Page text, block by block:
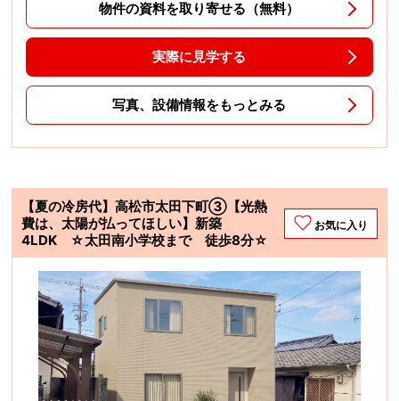
物件の資料を取り寄せる（無料）
実際に見学する
写真、設備情報をもっとみる
【夏の冷房代】高松市太田下町➂【光熱
費は、太陽が払ってほしい】新築
4LDK ☆太田南小学校まで 徒歩8分☆
お気に入り